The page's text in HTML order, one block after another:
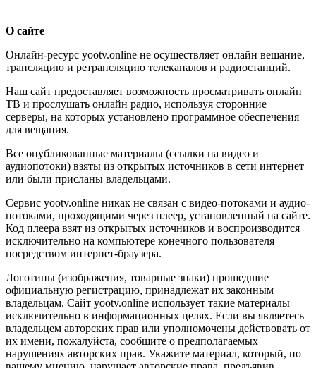
О сайте
Онлайн-ресурс yootv.online не осуществляет онлайн вещание,
трансляцию и ретрансляцию телеканалов и радиостанций.
Наш сайт предоставляет возможность просматривать онлайн
ТВ и прослушать онлайн радио, используя сторонние
серверы, на которых установлено программное обеспечения
для вещания.
Все опубликованные материалы (ссылки на видео и
аудиопотоки) взяты из открытых источников в сети интернет
или были присланы владельцами.
Сервис yootv.online никак не связан с видео-потоками и аудио-
потоками, проходящими через плеер, установленный на сайте.
Код плеера взят из открытых источников и воспроизводится
исключительно на компьютере конечного пользователя
посредством интернет-браузера.
Логотипы (изображения, товарные знаки) прошедшие
официальную регистрацию, принадлежат их законным
владельцам. Сайт yootv.online использует такие материалы
исключительно в информационных целях. Если вы являетесь
владельцем авторских прав или уполномочены действовать от
их имени, пожалуйста, сообщите о предполагаемых
нарушениях авторских прав. Укажите материал, который, по